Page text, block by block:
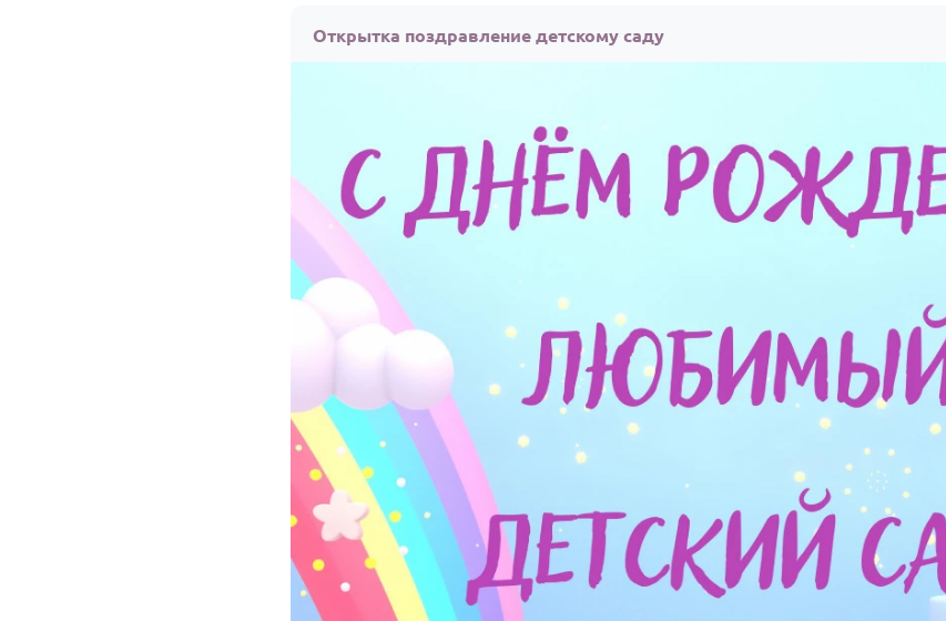
Открытка поздравление детскому саду